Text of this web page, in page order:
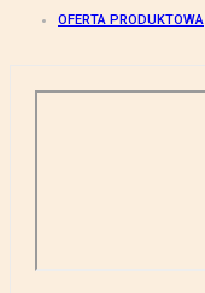
OFERTA PRODUKTOWA